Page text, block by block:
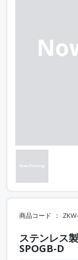
商品コード
ステンレス
SPOGB-D